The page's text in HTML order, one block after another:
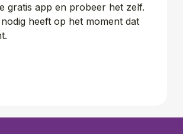
gratis app en probeer het zelf.
heeft op het moment dat